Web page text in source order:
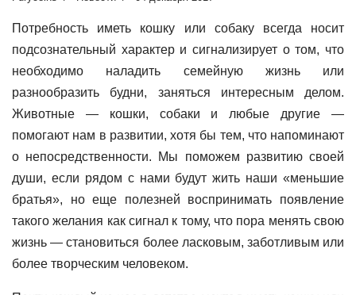
Потребность иметь кошку или собаку всегда носит
подсознательный характер и сигнализирует о том, что
необходимо наладить семейную жизнь или
разнообразить будни, заняться интересным делом.
Животные — кошки, собаки и любые другие —
помогают нам в развитии, хотя бы тем, что напоминают
о непосредственности. Мы поможем развитию своей
души, если рядом с нами будут жить наши «меньшие
братья», но еще полезней воспринимать появление
такого желания как сигнал к тому, что пора менять свою
жизнь — становиться более ласковым, заботливым или
более творческим человеком.